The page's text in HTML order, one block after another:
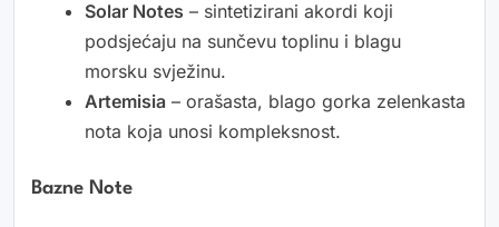
Solar Notes – sintetizirani akordi koji
podsjećaju na sunčevu toplinu i blagu
morsku svježinu.
Artemisia – orašasta, blago gorka zelenkasta
nota koja unosi kompleksnost.
Bazne Note